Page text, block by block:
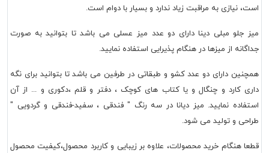
است، نیازی به مراقبت زیاد ندارد و بسیار با دوام است.
میز جلو مبلی دینا دارای دو عدد میز عسلی می باشد تا بتوانید به صورت
جداگانه از میزها در هنگام پذیرایی استفاده نمایید.
همچنین دارای دو عدد کشو و طبقاتی در طرفین می باشد تا بتوانید برای نگه
داری کارد و چنگال و یا کتاب های کوچک ، دفتر و قلم ،دکوری و ... از آن
استفاده نمایید. میز دیانا در سه رنگ " فندقی ، سفید-فندقی و گردویی "
طراحی و تولید می شود.
قطعا هنگام خرید محصولات، علاوه بر زیبایی و کاربرد محصول،کیفیت محصول